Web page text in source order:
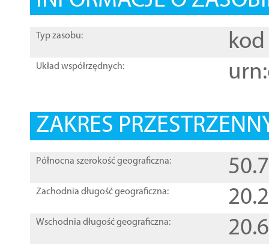
Typ zasobu: kod
Układ współrzędnych:
ZAKRES
Północna szerokość geograficzna:
Zachodnia długość geograficzna:
Wschodnia długość geograficzna: